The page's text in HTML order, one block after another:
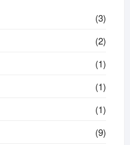
(3)
(2)
(1)
(1)
(1)
(9)